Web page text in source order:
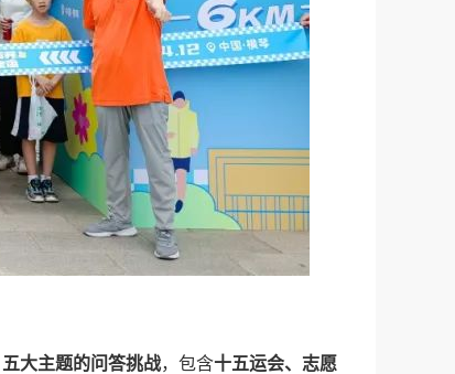
五大主题的问答挑战，包含十五运会、志愿